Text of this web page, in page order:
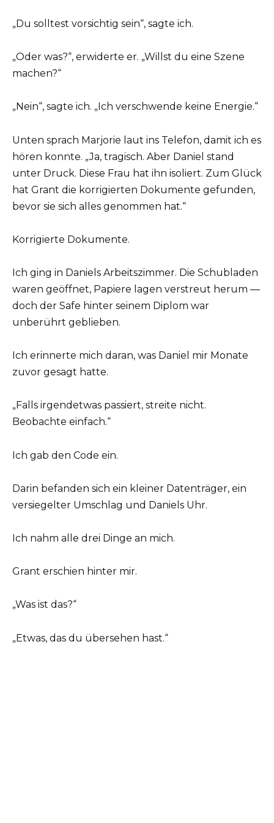
„Du solltest vorsichtig sein“, sagte ich.
„Oder was?“, erwiderte er. „Willst du eine Szene
machen?“
„Nein“, sagte ich. „Ich verschwende keine Energie.“
Unten sprach Marjorie laut ins Telefon, damit ich es
hören konnte. „Ja, tragisch. Aber Daniel stand
unter Druck. Diese Frau hat ihn isoliert. Zum Glück
hat Grant die korrigierten Dokumente gefunden,
bevor sie sich alles genommen hat.“
Korrigierte Dokumente.
Ich ging in Daniels Arbeitszimmer. Die Schubladen
waren geöffnet, Papiere lagen verstreut herum —
doch der Safe hinter seinem Diplom war
unberührt geblieben.
Ich erinnerte mich daran, was Daniel mir Monate
zuvor gesagt hatte.
„Falls irgendetwas passiert, streite nicht.
Beobachte einfach.“
Ich gab den Code ein.
Darin befanden sich ein kleiner Datenträger, ein
versiegelter Umschlag und Daniels Uhr.
Ich nahm alle drei Dinge an mich.
Grant erschien hinter mir.
„Was ist das?“
„Etwas, das du übersehen hast.“